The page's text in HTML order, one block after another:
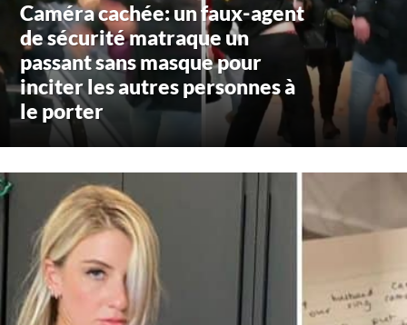
Caméra cachée: un faux-agent
de sécurité matraque un
passant sans masque pour
inciter les autres personnes à
le porter